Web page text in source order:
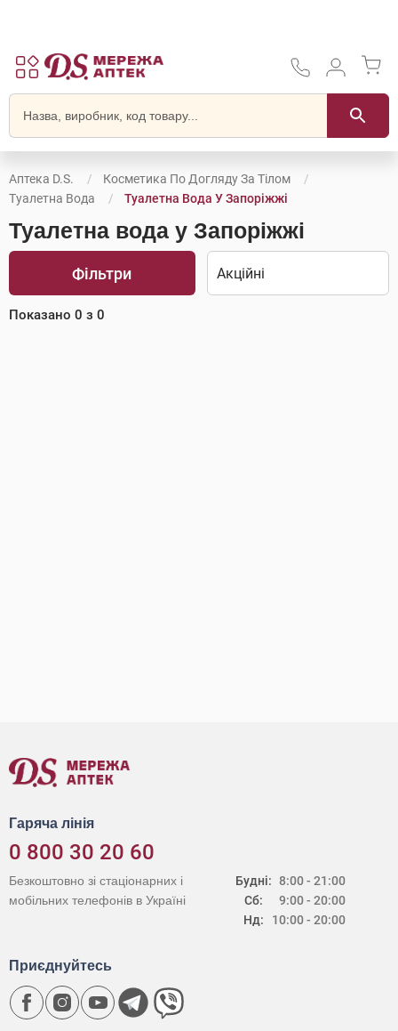
Аптека D.S.
Косметика По Догляду За Тілом
Туалетна Вода
Туалетна Вода У Запоріжжі
Туалетна вода у Запоріжжі
Фільтри
Показано 0 з 0
Гаряча лінія
0 800 30 20 60
Будні:
Сб:
Нд:
8:00 - 21:00
9:00 - 20:00
10:00 - 20:00
Безкоштовно зі стаціонарних і
мобільних телефонів в Україні
Приєднуйтесь